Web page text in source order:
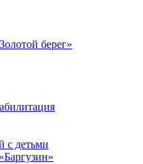
берег»
с детьми